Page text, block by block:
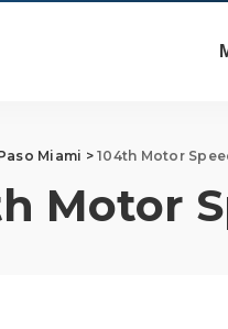
Miami >104th Motor
Motor